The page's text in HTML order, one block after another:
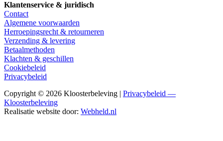
Klantenservice & juridisch
Contact
Algemene voorwaarden
Herroepingsrecht & retourneren
Verzending & levering
Betaalmethoden
Klachten & geschillen
Cookiebeleid
Privacybeleid
Copyright © 2026 Kloosterbeleving | Privacybeleid —
Kloosterbeleving
Realisatie website door: Webheld.nl